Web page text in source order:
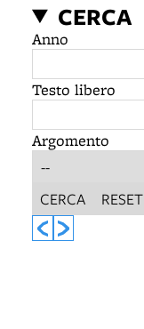
CERCA
Anno
Testo libero
Argomento
CERCA RESET